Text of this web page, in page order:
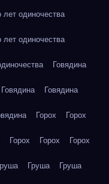
одиночества
одиночества
Говядина
Говядина Говядина
Горох Горох
Горох Горох Горох
Груша Груша